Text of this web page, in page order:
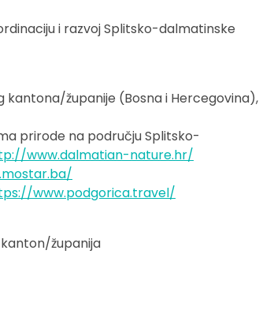
i razvoj Splitsko-dalmatinske
županije (Bosna i Hercegovina),
prirode na području Splitsko-
www.dalmatian-nature.hr/
www.podgorica.travel/
županija